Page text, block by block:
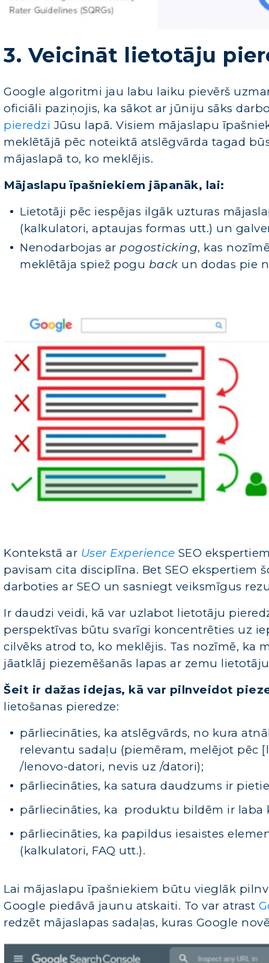
3. Veicināt lietotāju
Google algoritmi jau labu laiku pievērš
oficiāli paziņojis, ka sākot ar jūniju sāks
pieredzi Jūsu lapā. Visiem mājaslapu
meklētājā pēc noteiktā atslēgvārda tagad
mājaslapā to, ko meklējis.
Mājaslapu īpašniekiem jāpanāk, lai:
Lietotāji pēc iespējas ilgāk uzturas
(kalkulatori, aptaujas formas utt.) un
Nenodarbojas ar pogosticking, kas
meklētāja spiež pogu backun dodas pie
Kontekstā ar User Experience SEO
pavisam cita disciplīna. Bet SEO
darboties ar SEO un sasniegt veiksmīgus
Ir daudzi veidi, kā var uzlabot lietotāju
perspektīvas būtu svarīgi koncentrēties uz
cilvēks atrod to, ko meklējis. Tas nozīmē,
jāatklāj piezemēšanās lapas ar zemu
Šeit ir dažas idejas, kā var pilnveidot
lietošanas pieredze:
pārliecināties, ka atslēgvārds, no kura
relevantu sadaļu (piemēram, melējot pēc
/lenovo-datori, nevis uz /datori);
pārliecināties, ka satura daudzums ir
pārliecināties, ka produktu bildēm ir laba
pārliecināties, ka papildus iesaistes
(kalkulatori, FAQ utt.).
Lai mājaslapu īpašniekiem būtu vieglāk
Google piedāvā jaunu atskaiti. To var atrast
redzēt mājaslapas sadaļas, kuras Google